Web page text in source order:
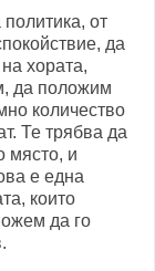
от
да
хората,
да положим
количество
Те трябва да
място, и
е една
които
да го